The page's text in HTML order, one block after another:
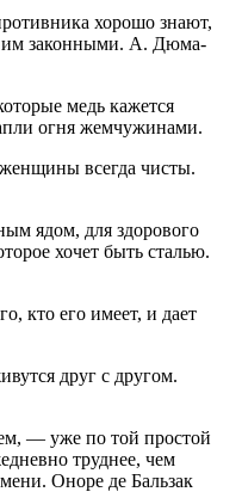
хорошо знают,
им законными. А. Дюма-
медь кажется
огня жемчужинами.
всегда чисты.
ядом, для здорового
хочет быть сталью.
кто его имеет, и дает
друг с другом.
— уже по той простой
труднее, чем
Оноре де Бальзак